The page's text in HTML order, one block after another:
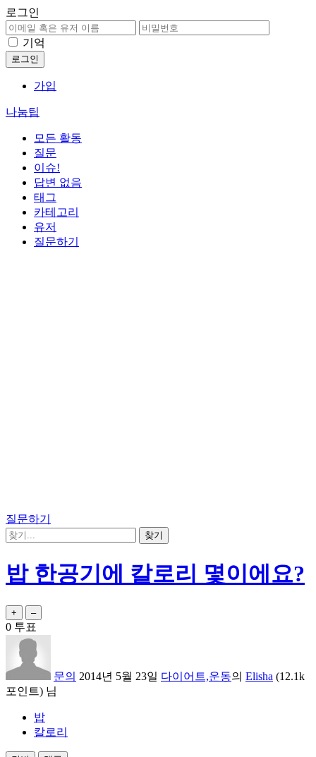
로그인
기억
가입
나눔팁
모든 활동
질문
이슈!
답변 없음
태그
카테고리
유저
질문하기
질문하기
밥 한공기에 칼로리 몇이에요?
0 투표
문의 2014년 5월 23일 다이어트,운동의 Elisha (12.1k
포인트) 님
밥
칼로리